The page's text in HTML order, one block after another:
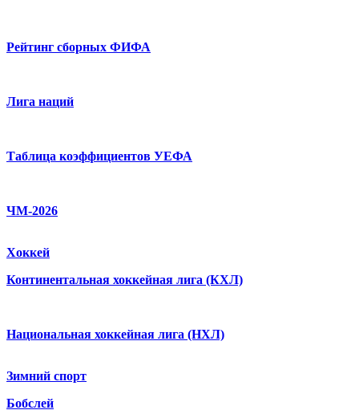
Рейтинг сборных ФИФА
Лига наций
Таблица коэффициентов УЕФА
ЧМ-2026
Хоккей
Континентальная хоккейная лига (КХЛ)
Национальная хоккейная лига (НХЛ)
Зимний спорт
Бобслей